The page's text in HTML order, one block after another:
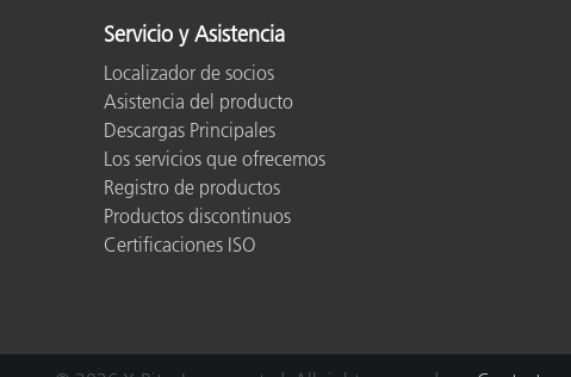
Servicio y Asistencia
Localizador de socios
Asistencia del producto
Descargas Principales
Los servicios que ofrecemos
Registro de productos
Productos discontinuos
Certificaciones ISO